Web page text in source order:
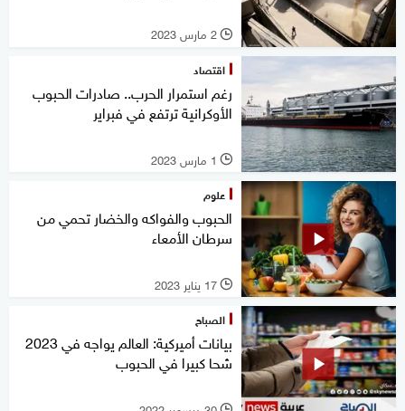
l 2 مارس 2023
اقتصاد
رغم استمرار الحرب.. صادرات الحبوب
الأوكرانية ترتفع في فبراير
l 1 مارس 2023
علوم
الحبوب والفواكه والخضار تحمي من
سرطان الأمعاء
l 17 يناير 2023
الصباح
بيانات أميركية: العالم يواجه في 2023
شحا كبيرا في الحبوب